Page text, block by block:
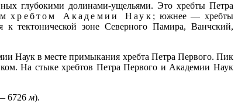
глубокими долинами-ущельями. Это хребты Петра
хребтом Академии Наук ; южнее — хребты
тектонической зоне Северного Памира, Ванчский,
Наук в месте примыкания хребта Петра Первого. Пик
На стыке хребтов Петра Первого и Академии Наук
6726 м).